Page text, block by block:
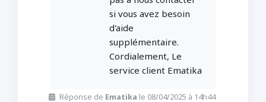
si vous avez besoin
d'aide
supplémentaire.
Cordialement, Le
service client Ematika
Réponse de Ematika le 08/04/2025 à 14h44